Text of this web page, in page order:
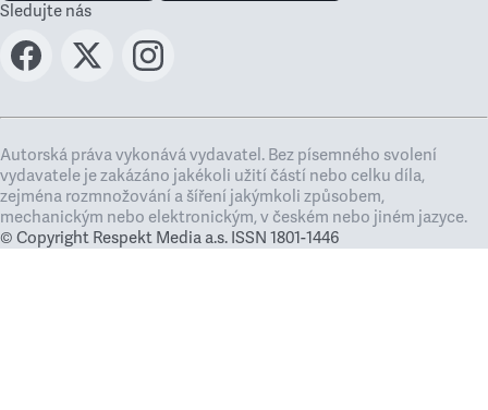
Sledujte nás
Autorská práva vykonává vydavatel. Bez písemného svolení
vydavatele je zakázáno jakékoli užití částí nebo celku díla,
zejména rozmnožování a šíření jakýmkoli způsobem,
mechanickým nebo elektronickým, v českém nebo jiném jazyce.
© Copyright Respekt Media a.s. ISSN 1801-1446